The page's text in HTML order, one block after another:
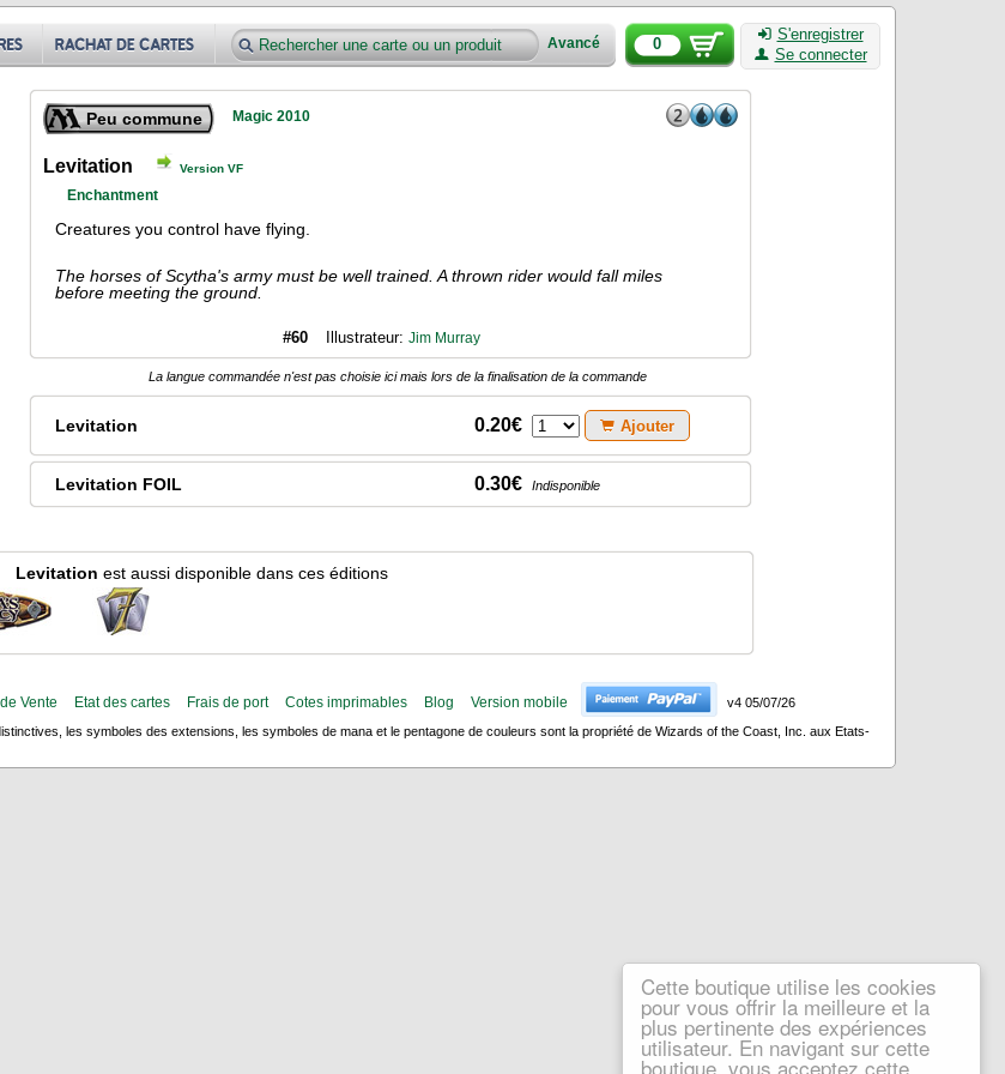
Cette boutique utilise les cookies
pour vous offrir la meilleure et la
plus pertinente des expériences
utilisateur. En navigant sur cette
boutique, vous acceptez cette
Avancé 0
S'enregistrer
Se connecter
Peu commune Magic 2010
Levitation Version VF
Enchantment
Creatures you control have flying.
The horses of Scytha's army must be well trained. A thrown rider would fall miles
before meeting the ground.
#60 Illustrateur: Jim Murray
La langue commandée n'est pas choisie ici mais lors de la finalisation de la commande
Levitation 0.20€ Ajouter
Levitation FOIL 0.30€ Indisponible
Levitation est aussi disponible dans ces éditions
Vente Etat des cartes Frais de port Cotes imprimables Blog Version mobile
v4 05/07/26
les symboles des extensions, les symboles de mana et le pentagone de couleurs sont la propriété de Wizards of the Coast, Inc. aux Etats-